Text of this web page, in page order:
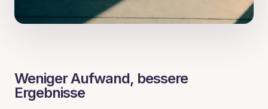
Weniger Aufwand, bessere
Ergebnisse